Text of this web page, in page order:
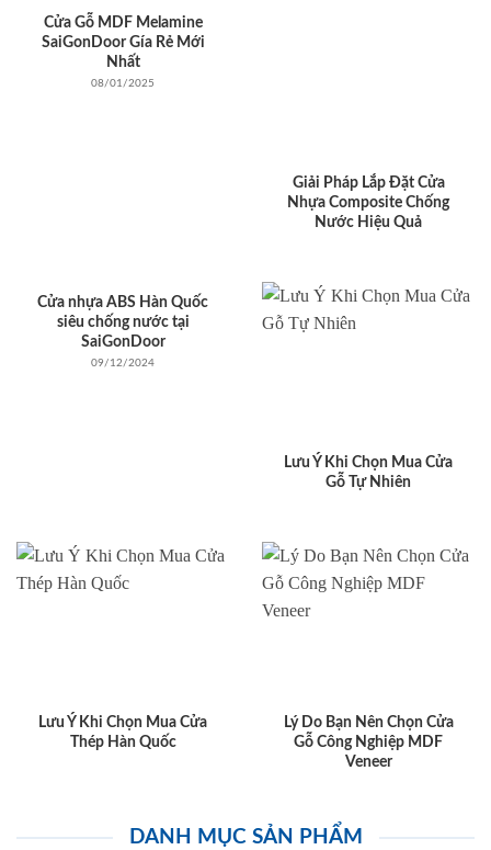
Cửa Gỗ MDF Melamine
SaiGonDoor Gía Rẻ Mới
Nhất
08/01/2025
Giải Pháp Lắp Đặt Cửa
Nhựa Composite Chống
Nước Hiệu Quả
Cửa nhựa ABS Hàn Quốc
siêu chống nước tại
SaiGonDoor
09/12/2024
Lưu Ý Khi Chọn Mua Cửa
Gỗ Tự Nhiên
Lưu Ý Khi Chọn Mua Cửa
Thép Hàn Quốc
Lý Do Bạn Nên Chọn Cửa
Gỗ Công Nghiệp MDF
Veneer
DANH MỤC SẢN PHẨM